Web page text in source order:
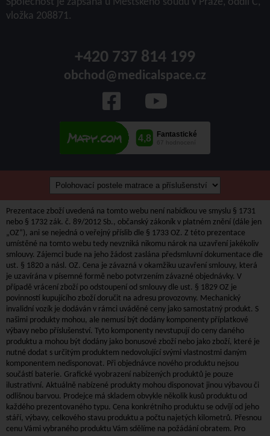
vložka 208871.
+420 737 814 199
obchod@medicalspace.cz
Prezentace zboží uvedená na tomto webu není nabídkou ve smyslu § 1731
nebo § 1732 zák. č. 89/2012 Sb., občanský zákoník v platném znění (dále jen
„OZ“), ani se nejedná o veřejný příslib dle § 1733 OZ. Z této prezentace
umístěné na tomto webu tedy nevzniká nikomu nárok na uzavření jakékoliv
smlouvy. Zájemci bude na jeho žádost zaslána předsmluvní dokumentace dle
ust. § 1820 a násl. OZ. Cena je závazná v okamžiku uzavření smlouvy, která
je uzavírána v písemné formě nebo potvrzením závazné objednávky. V
případě vrácení zboží po odstoupení od smlouvy dle ust. § 1829 OZ je
povinností kupujícího zboží doručit na adresu provozovny. Mechanický
invalidní vozík je dodáván v rámci uváděné ceny jako samostatný produkt. S
našimi produkty mohou, ale nemusí být dodány komponenty příplatkové
výbavy nebo příslušenství. Tyto komponenty nevstupují do ceny daného
produktu a mohou být dodány jako bonusové zboží nebo jako zboží, které je
nutné dodat s určitým produktem nedovolující svými vlastnostmi daným
komponentem nedisponovat. Při objednávce nového produktu nejsou
součástí baterie. Grafické vyobrazení nabízených produktů je pouze
ilustrativní. Aktuálně nabízené produkty mohou disponovat jinou výbavou či
odlišnou barvou. Prodejce má skladem obvykle několik kusů produktu od
každého prezentovaného typu. Cena konkrétního produktu se odvíjí od jeho
stáří, výbavy, celkového stavu produktu a počtu najetých kilometrů. Přesnou
cenu Vámi vybraného produktu Vám sdělíme na požádání obratem. Pro